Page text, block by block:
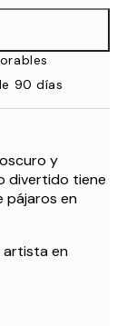
90 días
y
divertido tiene
pájaros en
artista en